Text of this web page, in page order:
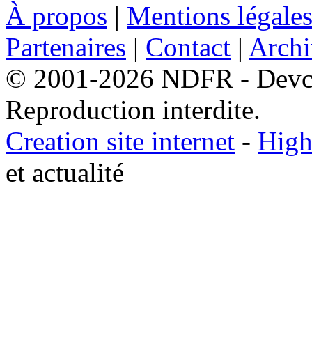
À propos | Mentions légales
Partenaires | Contact |
© 2001-2026 NDFR -
Reproduction interdite.
Creation site internet -
et actualité